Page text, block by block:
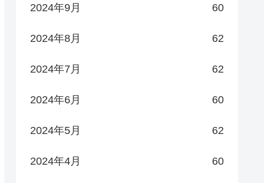
2024年9月 60
2024年8月 62
2024年7月 62
2024年6月 60
2024年5月 62
2024年4月 60